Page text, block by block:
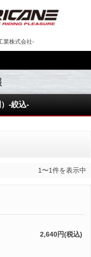
業株式会社-
-絞込-
1〜1件を表示中
2,640円(税込)